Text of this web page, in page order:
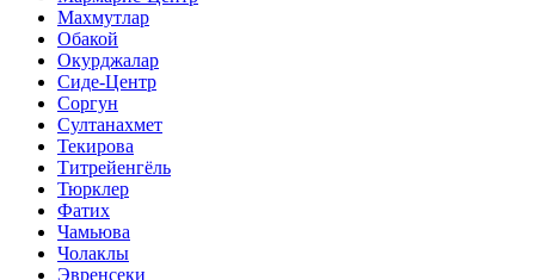
Махмутлар
Обакой
Окурджалар
Сиде-Центр
Соргун
Султанахмет
Текирова
Титрейенгёль
Тюрклер
Фатих
Чамьюва
Чолаклы
Эвренсеки